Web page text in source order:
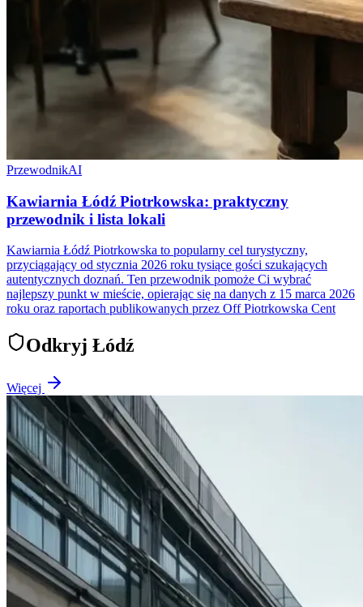
PrzewodnikAI
Kawiarnia Łódź Piotrkowska: praktyczny
przewodnik i lista lokali
Kawiarnia Łódź Piotrkowska to popularny cel turystyczny,
przyciągający od stycznia 2026 roku tysiące gości szukających
autentycznych doznań. Ten przewodnik pomoże Ci wybrać
najlepszy punkt w mieście, opierając się na danych z 15 marca 2026
roku oraz raportach publikowanych przez Off Piotrkowska Cent
Odkryj Łódź
Więcej